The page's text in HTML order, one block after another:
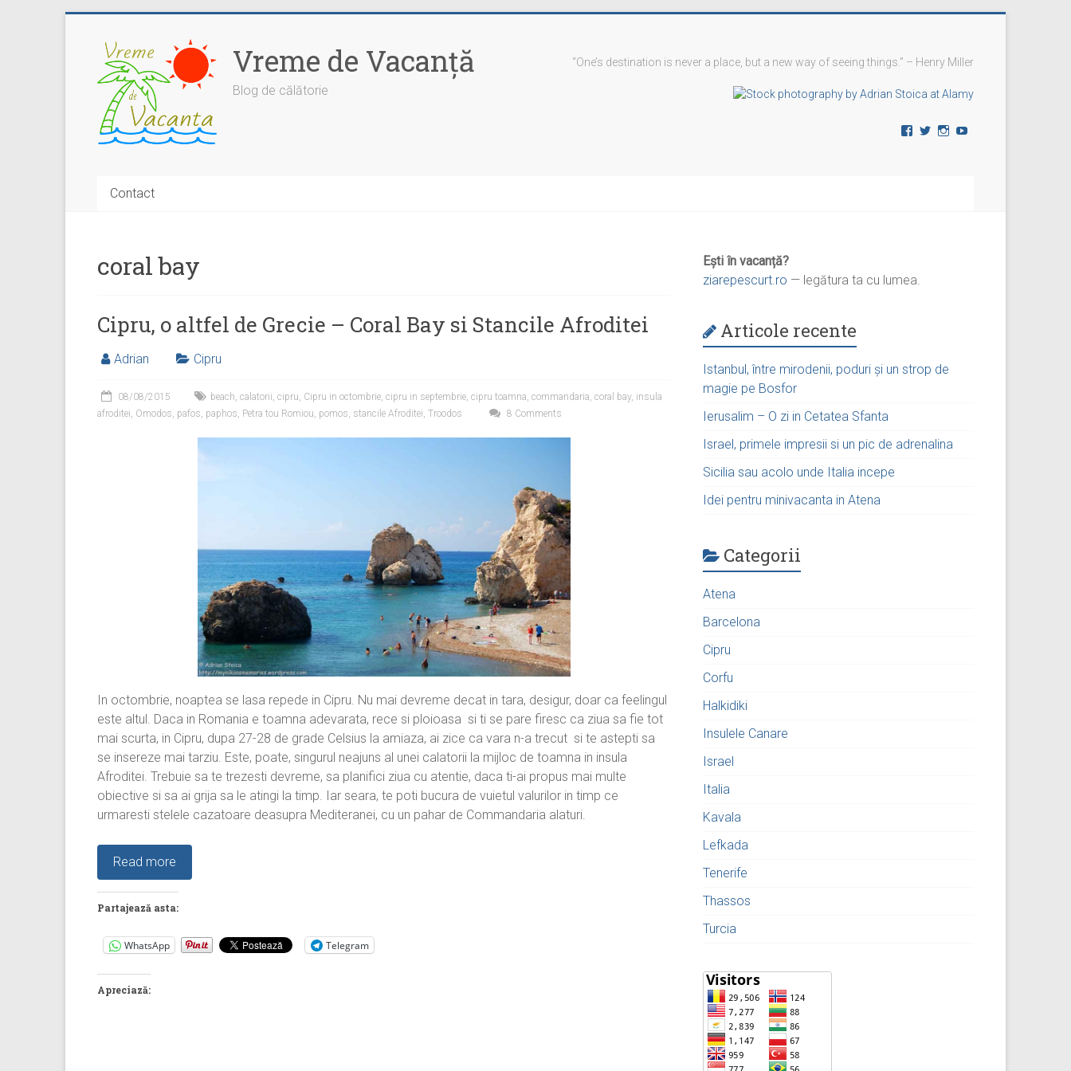
content
Vreme de Vacanţă
Blog de călătorie
“One’s destination is never a place, but a new way of seeing things.” – Henry Miller
Vezi Vezi Vezi
Contact
coral bay
Cipru, o altfel de Grecie – Coral Bay si Stancile Afroditei
Adrian Cipru
08/08/2015 beach, calatorii, cipru, Cipru in octombrie, cipru in septembrie, cipru toamna, commandaria, coral bay, insula
afroditei, Omodos, pafos, paphos, Petra tou Romiou, pomos, stancile Afroditei, Troodos 8 Comments
In octombrie, noaptea se lasa repede in Cipru. Nu mai devreme decat in tara, desigur, doar ca feelingul
este altul. Daca in Romania e toamna adevarata, rece si ploioasa si ti se pare firesc ca ziua sa fie tot
mai scurta, in Cipru, dupa 27-28 de grade Celsius la amiaza, ai zice ca vara n-a trecut si te astepti sa
se insereze mai tarziu. Este, poate, singurul neajuns al unei calatorii la mijloc de toamna in insula
Afroditei. Trebuie sa te trezesti devreme, sa planifici ziua cu atentie, daca ti-ai propus mai multe
obiective si sa ai grija sa le atingi la timp. Iar seara, te poti bucura de vuietul valurilor in timp ce
urmaresti stelele cazatoare deasupra Mediteranei, cu un pahar de Commandaria alaturi.
Read more
Partajează asta:
WhatsApp Telegram
Apreciază:
Ești în vacanță?
ziarepescurt.ro — legătura ta cu lumea.
Articole recente
Istanbul, între mirodenii, poduri și un strop de
magie pe Bosfor
Ierusalim – O zi in Cetatea Sfanta
Israel, primele impresii si un pic de adrenalina
Sicilia sau acolo unde Italia incepe
Idei pentru minivacanta in Atena
Categorii
Atena
Barcelona
Cipru
Corfu
Halkidiki
Insulele Canare
Israel
Italia
Kavala
Lefkada
Tenerife
Thassos
Turcia